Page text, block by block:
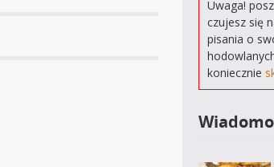
Uwaga!
czujesz się
pisania o
koniecznie